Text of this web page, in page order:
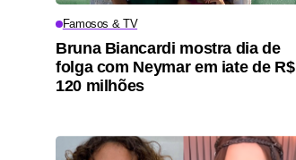
Famosos & TV
Bruna Biancardi mostra dia de
folga com Neymar em iate de R$
120 milhões